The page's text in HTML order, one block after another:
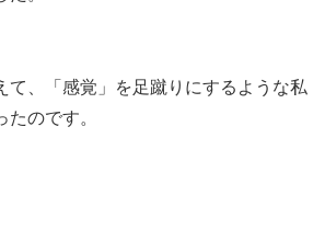
て、「感覚」を足蹴りにするような私
のです。